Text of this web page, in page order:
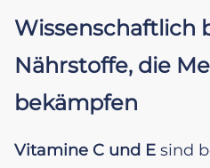
Wissenschaftlich
Nährstoffe, die
bekämpfen
Vitamine C und E sind